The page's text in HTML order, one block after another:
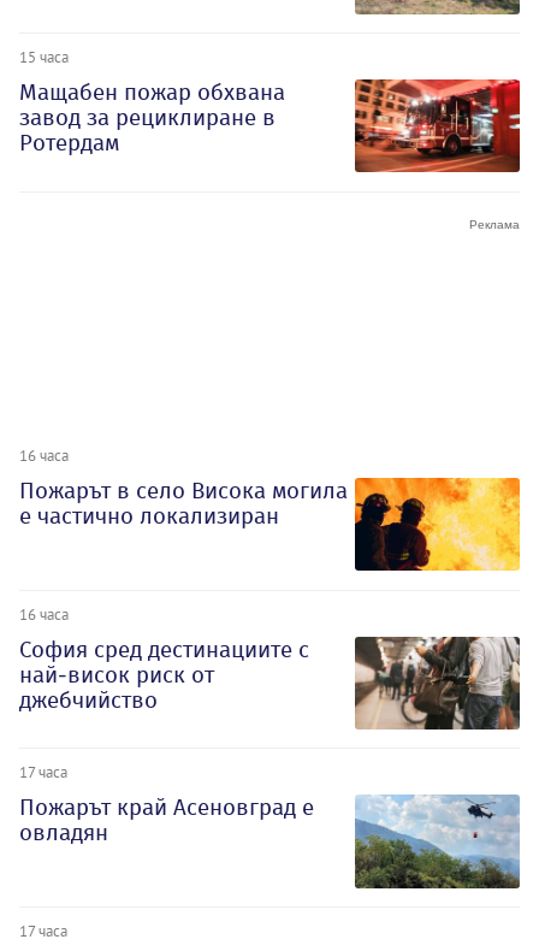
15 часа
Мащабен пожар обхвана
завод за рециклиране в
Ротердам
16 часа
Пожарът в село Висока могила
е частично локализиран
16 часа
София сред дестинациите с
най-висок риск от
джебчийство
17 часа
Пожарът край Асеновград е
овладян
17 часа